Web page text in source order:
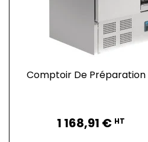
Comptoir De Préparation
1 168,91 € HT